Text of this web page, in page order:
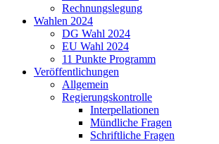
Rechnungslegung
Wahlen 2024
DG Wahl 2024
EU Wahl 2024
11 Punkte Programm
Veröffentlichungen
Allgemein
Regierungskontrolle
Interpellationen
Mündliche Fragen
Schriftliche Fragen